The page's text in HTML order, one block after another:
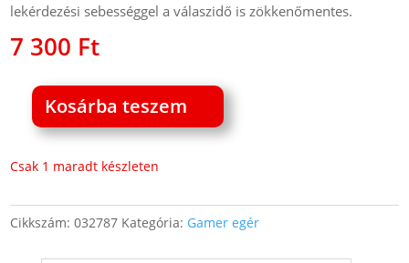
lekérdezési sebességgel a válaszidő is zökkenőmentes.
7 300 Ft
Delux
M618Plus
RGB
egér
vezeték
Kosárba teszem
Csak 1 maradt készleten
Cikkszám:032787 Kategória: Gamer egér